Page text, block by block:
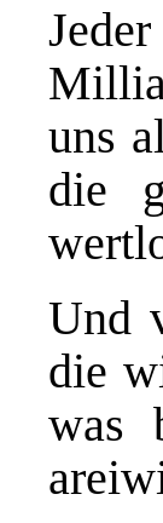
uns
die
Und
die
was